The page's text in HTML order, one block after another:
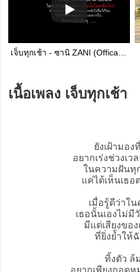
เจ็บทุกเช้า - ซานิ ZANI (Officail audio)
เนื้อเพลง เจ็บทุกเช้า
ยังเฝ้ามอง
อยากเร่งช่วงเ
ในความฝัน
แค่ได้เห็นเธ
เมื่อรู้ดีว่าใ
เธอนั้นเองไม่
มีแต่เสียงขอ
ที่ยิ่งย้ำให้ฉั
ทิ้งตัว ล้